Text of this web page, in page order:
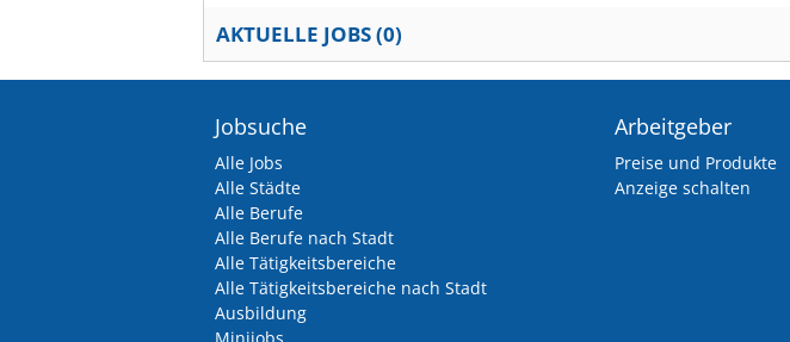
AKTUELLE JOBS (0)
Jobsuche
Alle Jobs
Alle Städte
Alle Berufe
Alle Berufe nach Stadt
Alle Tätigkeitsbereiche
Alle Tätigkeitsbereiche nach Stadt
Ausbildung
Arbeitgeber
Preise und Produkte
Anzeige schalten